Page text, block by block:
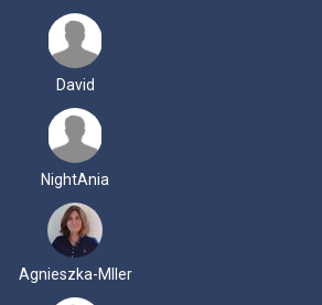
David
NightAnia
Agnieszka-Mller